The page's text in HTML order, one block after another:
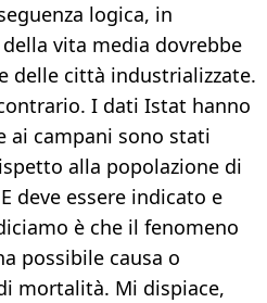
logica, in
vita media dovrebbe
delle città industrializzate.
I dati Istat hanno
ai campani sono stati
alla popolazione di
deve essere indicato e
è che il fenomeno
possibile causa o
mortalità. Mi dispiace,